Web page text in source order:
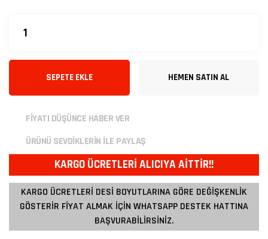
SEPETE EKLE HEMEN SATIN AL
FİYATI DÜŞÜNCE HABER VER
ÜRÜNÜ SEVDİKLERİN İLE PAYLAŞ
KARGO ÜCRETLERİ ALICIYA AİTTİR!!
KARGO ÜCRETLERİ DESİ BOYUTLARINA GÖRE DEĞİŞKENLİK
GÖSTERİR FİYAT ALMAK İÇİN WHATSAPP DESTEK HATTINA
BAŞVURABİLİRSİNİZ.